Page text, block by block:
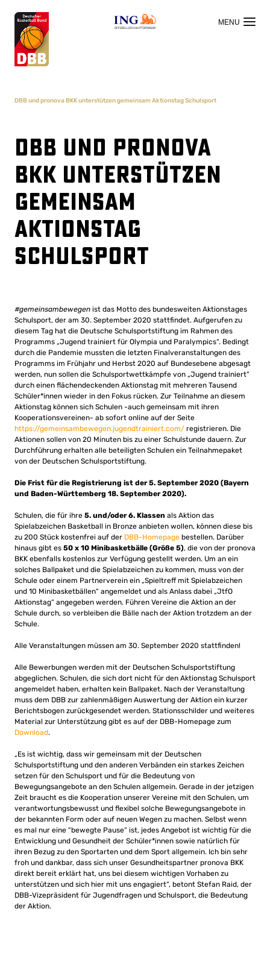
OFFIZIELLER HAUPTSPONSOR
DBB und pronova BKK unterstützen gemeinsam Aktionstag Schulsport
DBB und pronova
BKK unterstützen
gemeinsam
Aktionstag
Schulsport
#gemeinsambewegen ist das Motto des bundesweiten Aktionstages
Schulsport, der am 30. September 2020 stattfindet. Aufgerufen zu
diesem Tag hat die Deutsche Schulsportstiftung im Rahmen des
Programms „Jugend trainiert für Olympia und Paralympics“. Bedingt
durch die Pandemie mussten die letzten Finalveranstaltungen des
Programms im Frühjahr und Herbst 2020 auf Bundesebene abgesagt
werden, nun sollen die Schulsportwettkämpfe von „Jugend trainiert“
durch einen flächendeckenden Aktionstag mit mehreren Tausend
Schüler*innen wieder in den Fokus rücken. Zur Teilnahme an diesem
Aktionstag können sich Schulen -auch gemeinsam mit ihren
Kooperationsvereinen- ab sofort online auf der Seite
https://gemeinsambewegen.jugendtrainiert.com/ registrieren. Die
Aktionen sollen von 20 Minuten bis zu einer Schulstunde dauern. Zur
Durchführung erhalten alle beteiligten Schulen ein Teilnahmepaket
von der Deutschen Schulsportstiftung.
Die Frist für die Registrierung ist der 5. September 2020 (Bayern
und Baden-Württemberg 18. September 2020).
Schulen, die für ihre 5. und/oder 6. Klassen als Aktion das
Spielabzeichen Basketball in Bronze anbieten wollen, können diese bis
zu 200 Stück kostenfrei auf der DBB-Homepage bestellen. Darüber
hinaus gibt es 50 x 10 Minibasketbälle (Größe 5), die von der pronova
BKK ebenfalls kostenlos zur Verfügung gestellt werden. Um an ein
solches Ballpaket und die Spielabzeichen zu kommen, muss von der
Schule oder einem Partnerverein ein „Spieltreff mit Spielabzeichen
und 10 Minibasketbällen“ angemeldet und als Anlass dabei „JtfO
Aktionstag“ angegeben werden. Führen Vereine die Aktion an der
Schule durch, so verbleiben die Bälle nach der Aktion trotzdem an der
Schule.
Alle Veranstaltungen müssen am 30. September 2020 stattfinden!
Alle Bewerbungen werden mit der Deutschen Schulsportstiftung
abgeglichen. Schulen, die sich dort nicht für den Aktionstag Schulsport
angemeldet haben, erhalten kein Ballpaket. Nach der Veranstaltung
muss dem DBB zur zahlenmäßigen Auswertung der Aktion ein kurzer
Berichtsbogen zurückgesendet werden. Stationsschilder und weiteres
Material zur Unterstützung gibt es auf der DBB-Homepage zum
Download.
„Es ist wichtig, dass wir gemeinsam mit der Deutschen
Schulsportstiftung und den anderen Verbänden ein starkes Zeichen
setzen für den Schulsport und für die Bedeutung von
Bewegungsangebote an den Schulen allgemein. Gerade in der jetzigen
Zeit braucht es die Kooperation unserer Vereine mit den Schulen, um
verantwortungsbewusst und flexibel solche Bewegungsangebote in
der bekannten Form oder auf neuen Wegen zu machen. Selbst wenn
es mal nur eine “bewegte Pause“ ist, jedes Angebot ist wichtig für die
Entwicklung und Gesundheit der Schüler*innen sowie natürlich für
ihren Bezug zu den Sportarten und dem Sport allgemein. Ich bin sehr
froh und dankbar, dass sich unser Gesundheitspartner pronova BKK
direkt bereit erklärt hat, uns bei diesem wichtigen Vorhaben zu
unterstützen und sich hier mit uns engagiert“, betont Stefan Raid, der
DBB-Vizepräsident für Jugendfragen und Schulsport, die Bedeutung
der Aktion.